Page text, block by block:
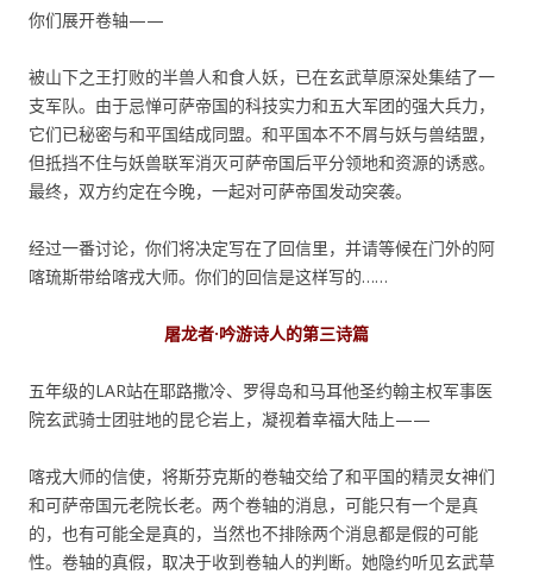
你们展开卷轴——
被山下之王打败的半兽人和食人妖，已在玄武草原深处集结了一
支军队。由于忌惮可萨帝国的科技实力和五大军团的强大兵力，
它们已秘密与和平国结成同盟。和平国本不不屑与妖与兽结盟，
但抵挡不住与妖兽联军消灭可萨帝国后平分领地和资源的诱惑。
最终，双方约定在今晚，一起对可萨帝国发动突袭。
经过一番讨论，你们将决定写在了回信里，并请等候在门外的阿
喀琉斯带给喀戎大师。你们的回信是这样写的……
屠龙者·吟游诗人的第三诗篇
五年级的LAR站在耶路撒冷、罗得岛和马耳他圣约翰主权军事医
院玄武骑士团驻地的昆仑岩上，凝视着幸福大陆上——
喀戎大师的信使，将斯芬克斯的卷轴交给了和平国的精灵女神们
和可萨帝国元老院长老。两个卷轴的消息，可能只有一个是真
的，也有可能全是真的，当然也不排除两个消息都是假的可能
性。卷轴的真假，取决于收到卷轴人的判断。她隐约听见玄武草